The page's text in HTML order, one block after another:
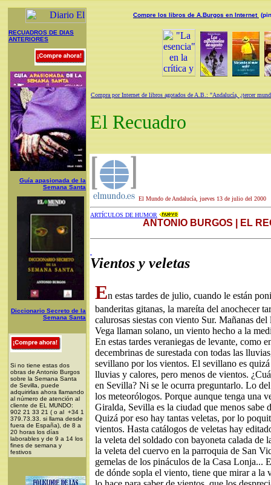
RECUADROS DE DIAS
ANTERIORES
Guía apasionada de la
Semana Santa
Diccionario Secreto de la
Semana Santa
Si no tiene estas dos
obras de Antonio Burgos
sobre la Semana Santa
de Sevilla, puede
adquirirlas ahora llamando
al número de atención al
cliente de EL MUNDO:
902 21 33 21 ( o al +34 1
379.73.33. si llama desde
fuera de España), de 8 a
20 horas los días
laborables y de 9 a 14 los
fines de semana y
festivos
Compre los libros de A.Burgos en Internet
Compra por Internet de libros agotados de A.B.: "Andalucía, ¿tercer
El Recuadro
El Mundo de Andalucía, jueves 13 de julio del 2000
ARTÍCULOS DE HUMOR
ANTONIO BURGOS | EL
Vientos y veletas
En estas tardes de julio, cuando le están
banderitas gitanas, la mareíta del anochecer
calurosas siestas con viento Sur. Mañanas
Vega llaman solano, un viento hecho a la
En estas tardes veraniegas de levante, como
decembrinas de surestada con todas las
sevillano por los vientos. El sevillano es quizá
lluvias y calores, pero menos de vientos.
en Sevilla? Ni se le ocurra preguntarlo. Lo
los meteorólogos. Porque aunque tenga una
Giralda, Sevilla es la ciudad que menos sabe
Quizá por eso hay tantas veletas, por lo
vientos. Hasta catálogos de veletas hay
la veleta del soldado con bayoneta calada de
la veleta del cuervo en la parroquia de San
gemelas de los pináculos de la Casa Lonja...
de dónde sopla el viento, tiene que mirar a la